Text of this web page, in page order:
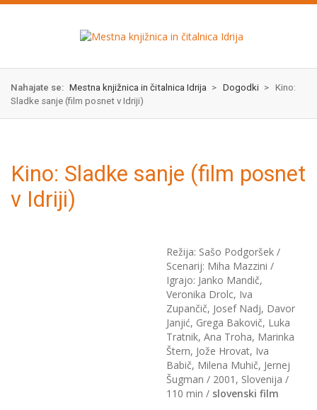
Skok
izjava
Nahajate se: Mestna knjižnica in čitalnica Idrija > Dogodki > Kino:
Sladke sanje (film posnet v Idriji)
Kino: Sladke sanje (film posnet
v Idriji)
Režija: Sašo Podgoršek /
Scenarij: Miha Mazzini /
Igrajo: Janko Mandič,
Veronika Drolc, Iva
Zupančič, Josef Nadj, Davor
Janjić, Grega Bakovič, Luka
Tratnik, Ana Troha, Marinka
Štern, Jože Hrovat, Iva
Babič, Milena Muhič, Jernej
Šugman / 2001, Slovenija /
110 min / slovenski film